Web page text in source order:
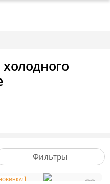
Фильтры